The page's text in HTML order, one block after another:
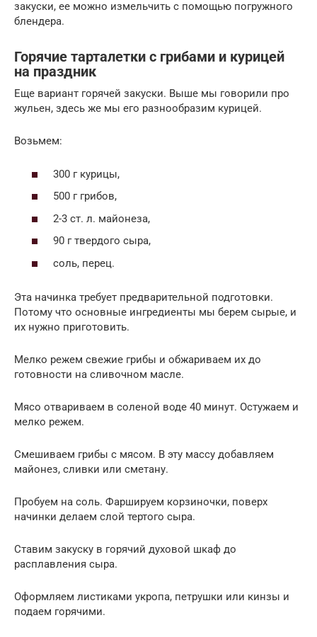
закуски, ее можно измельчить с помощью погружного
блендера.
Горячие тарталетки с грибами и курицей
на праздник
Еще вариант горячей закуски. Выше мы говорили про
жульен, здесь же мы его разнообразим курицей.
Возьмем:
300 г курицы,
500 г грибов,
2-3 ст. л. майонеза,
90 г твердого сыра,
соль, перец.
Эта начинка требует предварительной подготовки.
Потому что основные ингредиенты мы берем сырые, и
их нужно приготовить.
Мелко режем свежие грибы и обжариваем их до
готовности на сливочном масле.
Мясо отвариваем в соленой воде 40 минут. Остужаем и
мелко режем.
Смешиваем грибы с мясом. В эту массу добавляем
майонез, сливки или сметану.
Пробуем на соль. Фаршируем корзиночки, поверх
начинки делаем слой тертого сыра.
Ставим закуску в горячий духовой шкаф до
расплавления сыра.
Оформляем листиками укропа, петрушки или кинзы и
подаем горячими.